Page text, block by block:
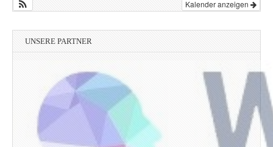
Kalender anzeigen
UNSERE PARTNER